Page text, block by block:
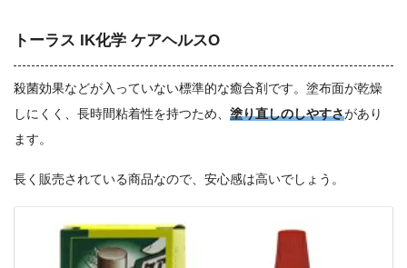
トーラス IK化学 ケアヘルスO
殺菌効果などが入っていない標準的な癒合剤です。塗布面が乾燥
しにくく、長時間粘着性を持つため、 塗り直しのしやすさがあり
ます。
長く販売されている商品なので、安心感は高いでしょう。